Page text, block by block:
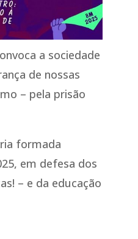
a sociedade
de nossas
– pela prisão
formada
em defesa dos
– e da educação